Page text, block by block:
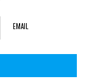
EMAIL